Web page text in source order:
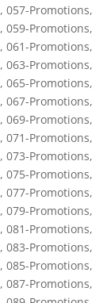
, 057-Promotions,
, 059-Promotions,
, 061-Promotions,
, 063-Promotions,
, 065-Promotions,
, 067-Promotions,
, 069-Promotions,
, 071-Promotions,
, 073-Promotions,
, 075-Promotions,
, 077-Promotions,
, 079-Promotions,
, 081-Promotions,
, 083-Promotions,
, 085-Promotions,
, 087-Promotions,